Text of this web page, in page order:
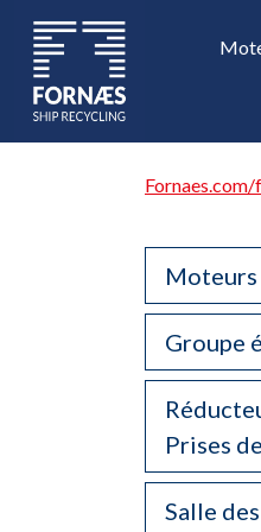
Moteurs
Groupe
Prises
Salle des